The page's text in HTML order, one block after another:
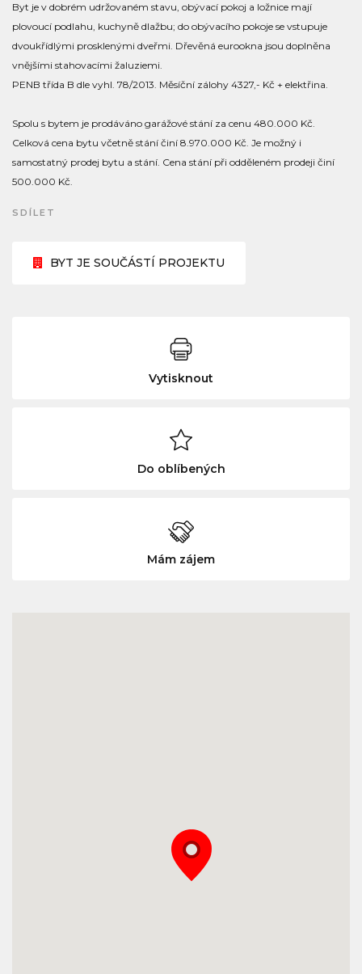
Byt je v dobrém udržovaném stavu, obývací pokoj a ložnice mají
plovoucí podlahu, kuchyně dlažbu; do obývacího pokoje se vstupuje
dvoukřídlými prosklenými dveřmi. Dřevěná eurookna jsou doplněna
vnějšími stahovacími žaluziemi.
PENB třída B dle vyhl. 78/2013. Měsíční zálohy 4327,- Kč + elektřina.
Spolu s bytem je prodáváno garážové stání za cenu 480.000 Kč.
Celková cena bytu včetně stání činí 8.970.000 Kč. Je možný i
samostatný prodej bytu a stání. Cena stání při odděleném prodeji činí
500.000 Kč.
SDÍLET
BYT JE SOUČÁSTÍ PROJEKTU
Vytisknout
Do oblíbených
Mám zájem